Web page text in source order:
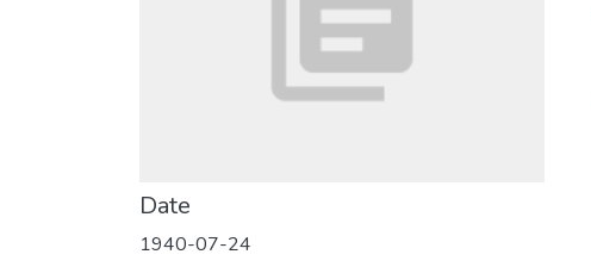
Date
1940-07-24